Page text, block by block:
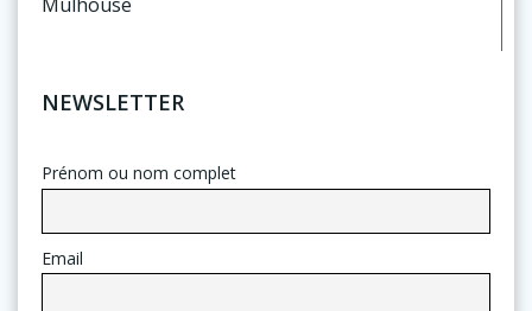
NEWSLETTER
Prénom ou nom complet
Email